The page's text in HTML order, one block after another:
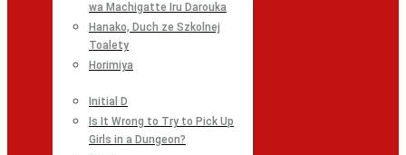
wa Machigatte Iru Darouka
Hanako, Duch ze Szkolnej
Toalety
Horimiya
Initial D
Is It Wrong to Try to Pick Up
Girls in a Dungeon?